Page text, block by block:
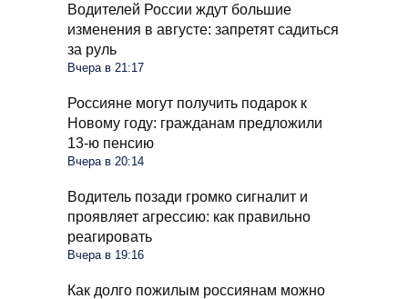
Водителей России ждут большие
изменения в августе: запретят садиться
за руль
Вчера в 21:17
Россияне могут получить подарок к
Новому году: гражданам предложили
13-ю пенсию
Вчера в 20:14
Водитель позади громко сигналит и
проявляет агрессию: как правильно
реагировать
Вчера в 19:16
Как долго пожилым россиянам можно